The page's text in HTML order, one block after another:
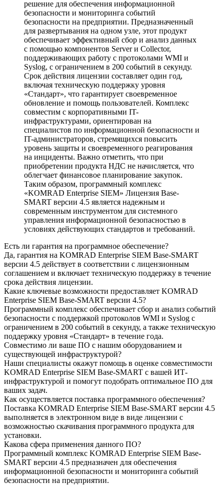
решение для обеспечения информационной
безопасности и мониторинга событий
безопасности на предприятии. Предназначенный
для развертывания на одном узле, этот продукт
обеспечивает эффективный сбор и анализ данных
с помощью компонентов Server и Collector,
поддерживающих работу с протоколами WMI и
Syslog, с ограничением в 200 событий в секунду.
Срок действия лицензии составляет один год,
включая техническую поддержку уровня
«Стандарт», что гарантирует своевременное
обновление и помощь пользователей. Комплекс
совместим с корпоративными IT-
инфраструктурами, ориентирован на
специалистов по информационной безопасности и
IT-администраторов, стремящихся повысить
уровень защиты и своевременного реагирования
на инциденты. Важно отметить, что при
приобретении продукта НДС не начисляется, что
облегчает финансовое планирование закупок.
Таким образом, программный комплекс
«KOMRAD Enterprise SIEM» Лицензия Base-
SMART версии 4.5 является надежным и
современным инструментом для системного
управления информационной безопасностью в
условиях действующих стандартов и требований.
Есть ли гарантия на программное обеспечение?
Да, гарантия на KOMRAD Enterprise SIEM Base-SMART
версии 4.5 действует в соответствии с лицензионным
соглашением и включает техническую поддержку в течение
срока действия лицензии.
Какие ключевые возможности предоставляет KOMRAD
Enterprise SIEM Base-SMART версии 4.5?
Программный комплекс обеспечивает сбор и анализ событий
безопасности с поддержкой протоколов WMI и Syslog с
ограничением в 200 событий в секунду, а также техническую
поддержку уровня «Стандарт» в течение года.
Совместимо ли ваше ПО с нашим оборудованием и
существующей инфраструктурой?
Наши специалисты окажут помощь в оценке совместимости
KOMRAD Enterprise SIEM Base-SMART с вашей ИТ-
инфраструктурой и помогут подобрать оптимальное ПО для
ваших задач.
Как осуществляется поставка программного обеспечения?
Поставка KOMRAD Enterprise SIEM Base-SMART версии 4.5
выполняется в электронном виде в виде лицензии с
возможностью скачивания программного продукта для
установки.
Какова сфера применения данного ПО?
Программный комплекс KOMRAD Enterprise SIEM Base-
SMART версии 4.5 предназначен для обеспечения
информационной безопасности и мониторинга событий
безопасности на предприятии.